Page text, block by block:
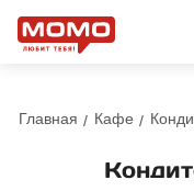
Главная Кафе